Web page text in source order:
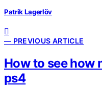
Patrik Lagerlöv
— PREVIOUS ARTICLE
How to see how
ps4